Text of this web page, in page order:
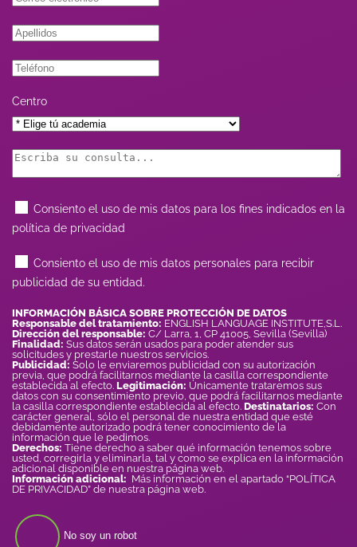
Centro
Consiento el uso de mis datos para los fines indicados en la
política de privacidad
Consiento el uso de mis datos personales para recibir
publicidad de su entidad.
INFORMACIÓN BÁSICA SOBRE PROTECCIÓN DE DATOS
Responsable del tratamiento: ENGLISH LANGUAGE INSTITUTE,S.L.
Dirección del responsable: C/ Larra, 1, CP 41005, Sevilla (Sevilla)
Finalidad: Sus datos serán usados para poder atender sus
solicitudes y prestarle nuestros servicios.
Publicidad: Solo le enviaremos publicidad con su autorización
previa, que podrá facilitarnos mediante la casilla correspondiente
establecida al efecto. Legitimación: Únicamente trataremos sus
datos con su consentimiento previo, que podrá facilitarnos mediante
la casilla correspondiente establecida al efecto. Destinatarios: Con
carácter general, sólo el personal de nuestra entidad que esté
debidamente autorizado podrá tener conocimiento de la
información que le pedimos.
Derechos: Tiene derecho a saber qué información tenemos sobre
usted, corregirla y eliminarla, tal y como se explica en la información
adicional disponible en nuestra página web.
Información adicional: Más información en el apartado “POLÍTICA
DE PRIVACIDAD” de nuestra página web.
No soy un robot